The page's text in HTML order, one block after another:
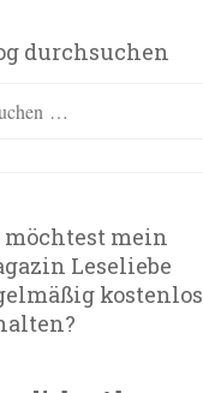
durchsuchen
möchtest mein
Leseliebe
kostenlos